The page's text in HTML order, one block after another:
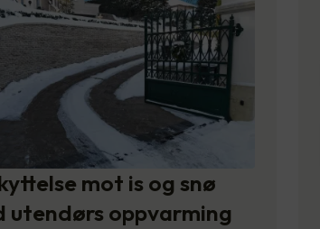
mot is og snø
utendørs oppvarming